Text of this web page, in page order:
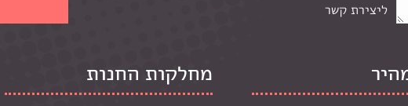
ליצירת קשר
מחלקות החנות